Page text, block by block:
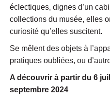
éclectiques, dignes d’un
collections du musée, elles
curiosité qu’elles suscitent.
Se mêlent des objets à
pratiques oubliées, ou
A découvrir à partir du 6
septembre 2024